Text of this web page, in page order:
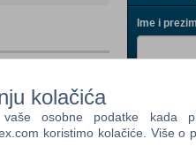
u košaricu
Ime i
kolačića
osobne podatke kada
koristimo kolačiće. Više o